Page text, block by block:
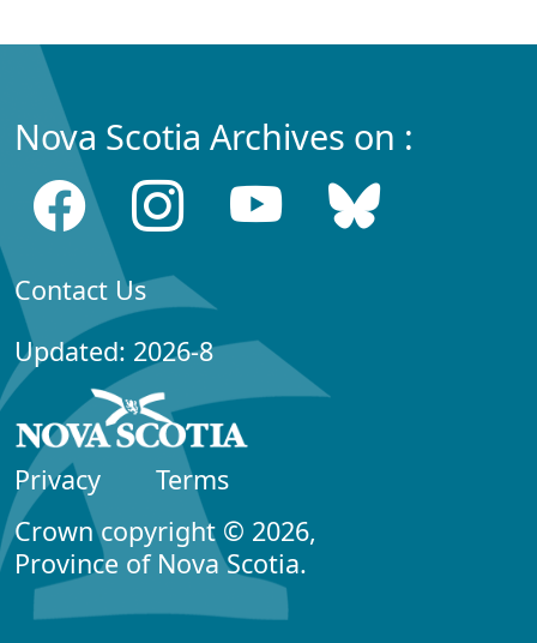
Nova Scotia Archives on :
Contact Us
Updated: 2026-8
Privacy
Terms
Crown copyright © 2026,
Province of Nova Scotia.